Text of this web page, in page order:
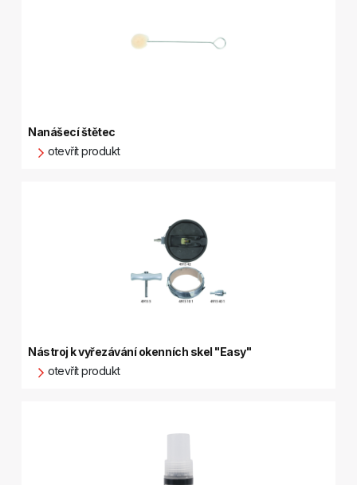
Nanášecí štětec
otevřít produkt
Nástroj k vyřezávání okenních skel "Easy"
otevřít produkt